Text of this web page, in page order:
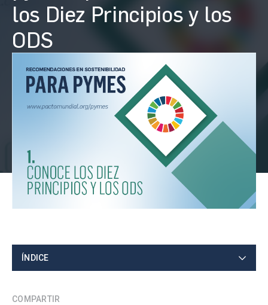
los Diez Principios y los
ODS
ÍNDICE
COMPARTIR